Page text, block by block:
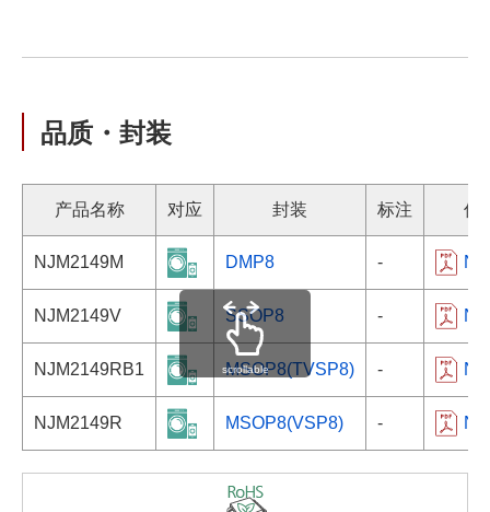
品质・封装
产品名称 对应 封装 标注 信
NJM2149M DMP8 -
NJM2149V SSOP8 -
NJM2149RB1 MSOP8(TVSP8) -
NJM2149R MSOP8(VSP8) -
scrollable